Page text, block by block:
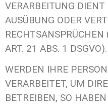
VERARBEITUNG
AUSÜBUNG ODER
ART. 21 ABS. 1 DSGVO).
WERDEN IHRE
VERARBEITET, UM
BETREIBEN, SO